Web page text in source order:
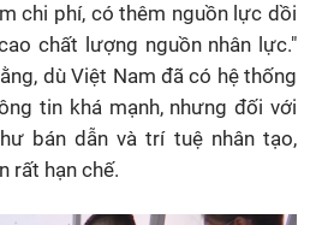
chi phí, có thêm nguồn lực dồi
chất lượng nguồn nhân lực."
dù Việt Nam đã có hệ thống
tin khá mạnh, nhưng đối với
bán dẫn và trí tuệ nhân tạo,
rất hạn chế.